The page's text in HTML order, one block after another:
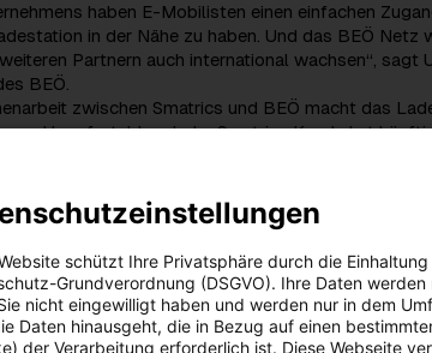
haben E-Mobilisten einen einfachen
in der Nähe zu haben. Und das BEÖ Netz
Partnern auch international wachsen“, sagt
BEÖ.
zwischen Smatrics und BEÖ macht das
und komfortabler. Jeder Smatrics Kunde hat
zu den Ladestationen der BEÖ Mitglieder und
nächste Schritt, um Elektromobilität als
zu etablieren“, sagt Smatrics
Köstinger: „Volle Alltagstauglichkeit“
gerade im Verkehrssektor massive CO2-
den Ausbau der E-Mobilität“, sagt
dem Aktionspaket zur Förderung der
schützt Ihre Privatsphäre durch die
Grundverordnung (DSGVO). Ihre Daten
nicht eingewilligt haben und werden nur in dem
Daten hinausgeht, die in Bezug auf einen
der Verarbeitung erforderlich ist. Diese Webseite